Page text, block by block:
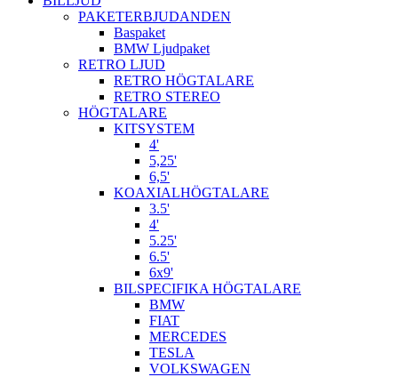
PAKETERBJUDANDEN
Baspaket
BMW Ljudpaket
RETRO LJUD
RETRO HÖGTALARE
RETRO STEREO
HÖGTALARE
KITSYSTEM
4'
5,25'
6,5'
KOAXIALHÖGTALARE
3.5'
4'
5.25'
6.5'
6x9'
BILSPECIFIKA HÖGTALARE
BMW
FIAT
MERCEDES
TESLA
VOLKSWAGEN